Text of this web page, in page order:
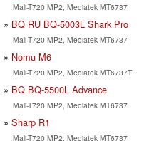
Mali-T720 MP2, Mediatek MT6737
BQ RU BQ-5003L Shark Pro
Mali-T720 MP2, Mediatek MT6737
Nomu M6
Mali-T720 MP2, Mediatek MT6737T
BQ BQ-5500L Advance
Mali-T720 MP2, Mediatek MT6737
Sharp R1
Mali-T720 MP2, Mediatek MT6737